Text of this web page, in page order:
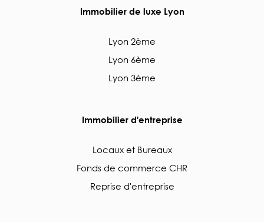
Immobilier de luxe Lyon
Lyon 2ème
Lyon 6ème
Lyon 3ème
Immobilier d'entreprise
Locaux et Bureaux
Fonds de commerce CHR
Reprise d'entreprise